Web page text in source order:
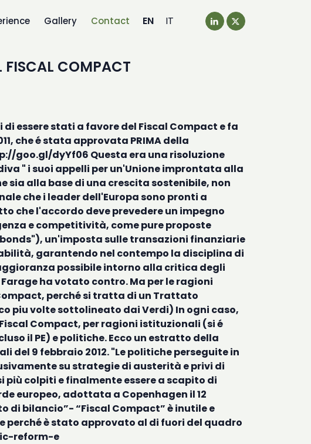
Gallery Contact EN IT
FISCAL COMPACT
essere stati a favore del Fiscal Compact e fa
che é stata approvata PRIMA della
goo.gl/dyYf06 Questa era una risoluzione
" i suoi appelli per un'Unione improntata alla
sia alla base di una crescita sostenibile, non
che i leader dell'Europa sono pronti a
che l'accordo deve prevedere un impegno
e competitività, come pure proposte
un'imposta sulle transazioni finanziarie
garantendo nel contempo la disciplina di
possibile intorno alla critica degli
ha votato contro. Ma per le ragioni
perché si tratta di un Trattato
piu volte sottolineato dai Verdi) In ogni caso,
Compact, per ragioni istituzionali (si é
il PE) e politiche. Ecco un estratto della
del 9 febbraio 2012. "Le politiche perseguite in
su strategie di austerità e privi di
più colpiti e finalmente essere a scapito di
europeo, adottata a Copenhagen il 12
bilancio”- “Fiscal Compact” è inutile e
perché è stato approvato al di fuori del quadro
reform-e